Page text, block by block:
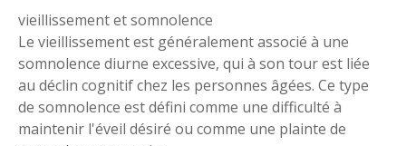
vieillissement et somnolence
Le vieillissement est généralement associé à une
somnolence diurne excessive, qui à son tour est liée
au déclin cognitif chez les personnes âgées. Ce type
de somnolence est défini comme une difficulté à
maintenir l'éveil désiré ou comme une plainte de